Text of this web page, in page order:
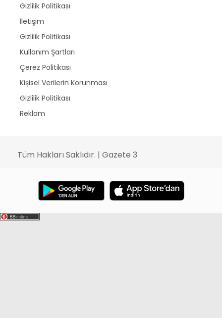
Gizlilik Politikası
İletişim
Gizlilik Politikası
Kullanım Şartları
Çerez Politikası
Kişisel Verilerin Korunması
Gizlilik Politikası
Reklam
Tüm Hakları Saklıdır. | Gazete 3